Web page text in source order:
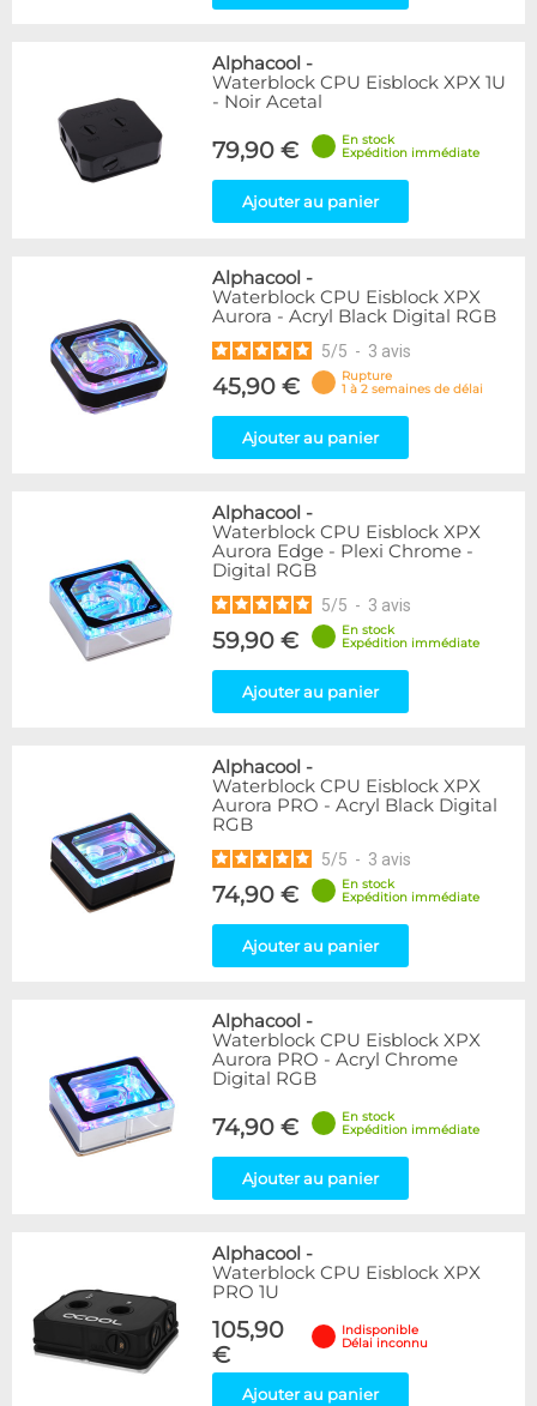
Alphacool -
Waterblock CPU Eisblock XPX 1U
- Noir Acetal
79,90 €
En stock
Expédition immédiate
Ajouter au panier
Alphacool -
Waterblock CPU Eisblock XPX
Aurora - Acryl Black Digital RGB
5/5 - 3 avis
45,90 €
Rupture
1 à 2 semaines de délai
Ajouter au panier
Alphacool -
Waterblock CPU Eisblock XPX
Aurora Edge - Plexi Chrome -
Digital RGB
5/5 - 3 avis
59,90 €
En stock
Expédition immédiate
Ajouter au panier
Alphacool -
Waterblock CPU Eisblock XPX
Aurora PRO - Acryl Black Digital
RGB
5/5 - 3 avis
74,90 €
En stock
Expédition immédiate
Ajouter au panier
Alphacool -
Waterblock CPU Eisblock XPX
Aurora PRO - Acryl Chrome
Digital RGB
74,90 €
En stock
Expédition immédiate
Ajouter au panier
Alphacool -
Waterblock CPU Eisblock XPX
PRO 1U
105,90
€
Indisponible
Délai inconnu
Ajouter au panier